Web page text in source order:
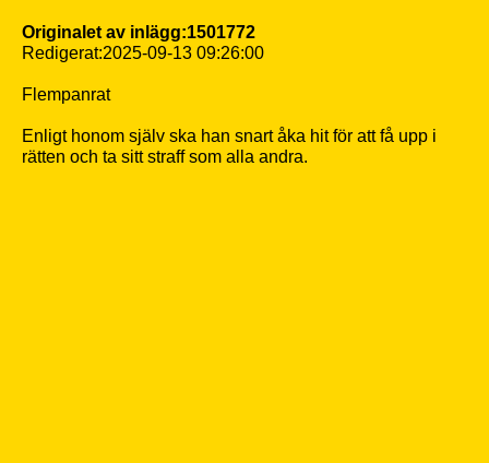
Originalet av inlägg:1501772
Redigerat:2025-09-13 09:26:00
Flempanrat
Enligt honom själv ska han snart åka hit för att få upp i
rätten och ta sitt straff som alla andra.